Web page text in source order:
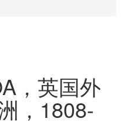
，英国外
，1808-